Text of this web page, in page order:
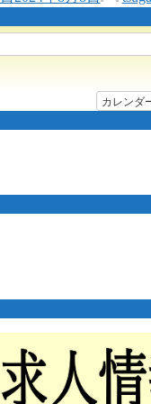
カレンダ